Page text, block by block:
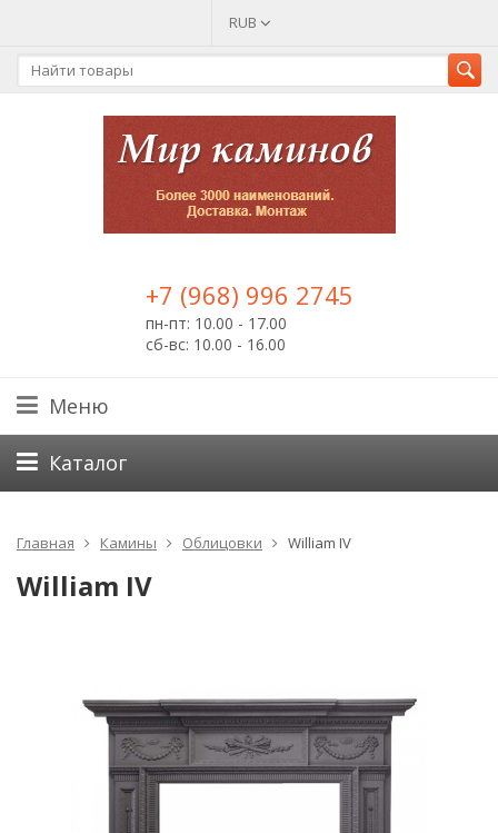
RUB
+7 (968) 996 2745
пн-пт: 10.00 - 17.00
сб-вс: 10.00 - 16.00
Меню
Каталог
Главная Камины Облицовки William IV
William IV